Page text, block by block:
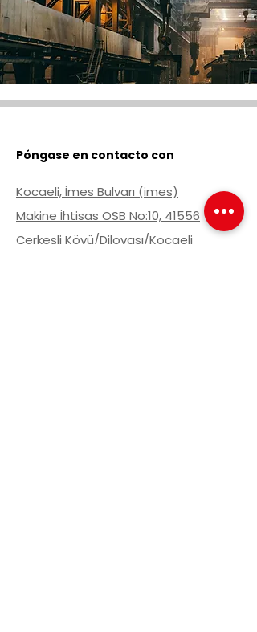
Póngase en contacto con
Kocaeli, İmes Bulvarı (imes)
Makine İhtisas OSB No:10, 41556
Çerkeşli Köyü/Dilovası/Kocaeli